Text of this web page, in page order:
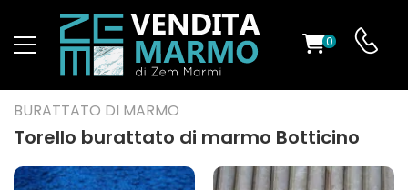
0
BURATTATO DI MARMO
Torello burattato di marmo Botticino